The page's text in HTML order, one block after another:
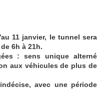
11 janvier, le tunnel sera
6h à 21h.
: sens unique alterné
aux véhicules de plus de
avec une période